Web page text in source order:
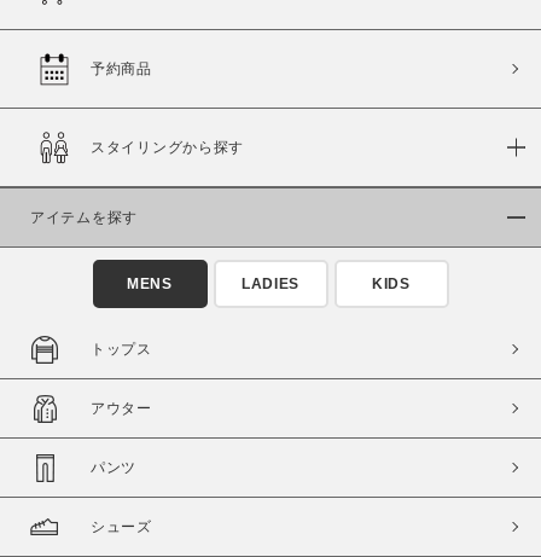
商品タイプ
通常商品
セール価格 WEB限定
在庫
在庫あり
予約商品
スタイリングから探す
アイテムを探す
MENS LADIES KIDS
トップス
アウター
パンツ
シューズ